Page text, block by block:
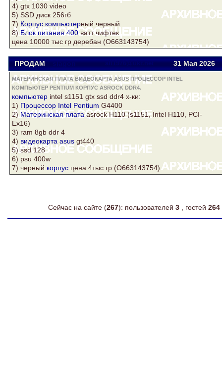
4) gtx 1030 video
5) SSD диск 256гб
7) Корпус компьютерный черный
8)Блок питания 400ватт чифтек
цена 10000 тыс гр деребан (O663143754)
ПРОДАМ slagon all1976@ukr.net 31 Мая 2026
МАТЕРИНСКАЯ ПЛАТА ВИДЕОКАРТА ASUS ПРОЦЕССОР INTEL
КОМПЬЮТЕР PENTIUM КОРПУС ASROCK DDR4.
компьютер intel s1151 gtx ssd ddr4 х-ки:
1) Процессор Intel Pentium G4400
2)Материнская плата asrockH110 (s1151, Intel H110, PCI-
Ex16)
3) ram 8gb ddr 4
4) видеокарта asus gt440
5) ssd 128
6) psu 400w
7) черный корпус цена 4тыс гр (О663143754)
Сейчас на сайте (267): пользователей 3 , гостей 264